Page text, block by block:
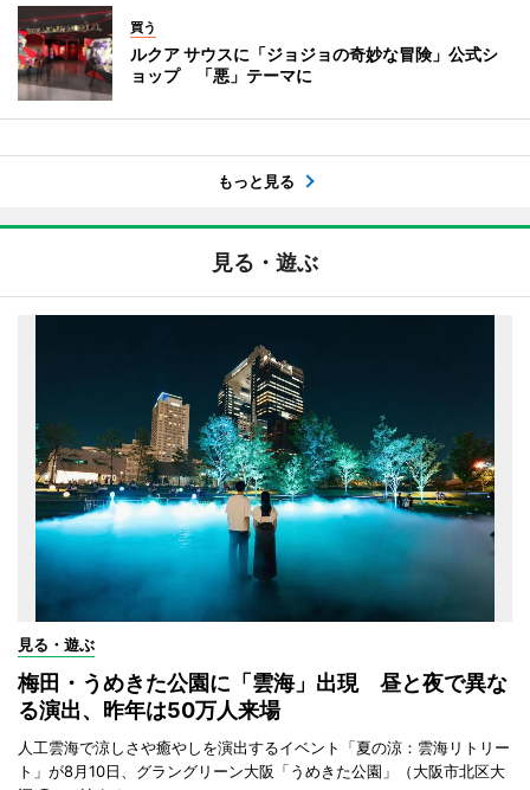
買う
ルクア サウスに「ジョジョの奇妙な冒険」公式シ
ョップ 「悪」テーマに
もっと見る
見る・遊ぶ
見る・遊ぶ
梅田・うめきた公園に「雲海」出現 昼と夜で異な
る演出、昨年は50万人来場
人工雲海で涼しさや癒やしを演出するイベント「夏の涼：雲海リトリー
ト」が8月10日、グラングリーン大阪「うめきた公園」（大阪市北区大